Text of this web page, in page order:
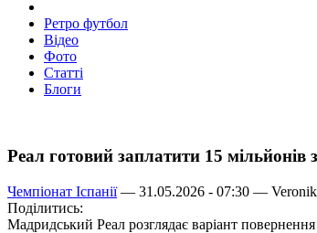
Ретро футбол
Відео
Фото
Статті
Блоги
Реал готовий заплатити 15 мільйонів
Чемпіонат Іспанії— 31.05.2026 - 07:30 —
Поділитись:
Мадридський Реал розглядає варіант